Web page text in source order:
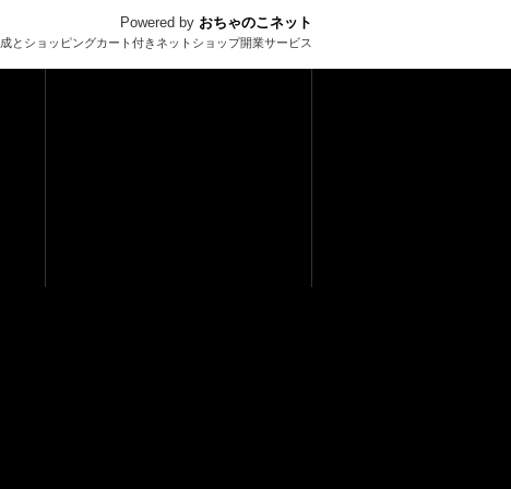
Powered by おちゃのこネット
とショッピングカート付きネットショップ開業サービス